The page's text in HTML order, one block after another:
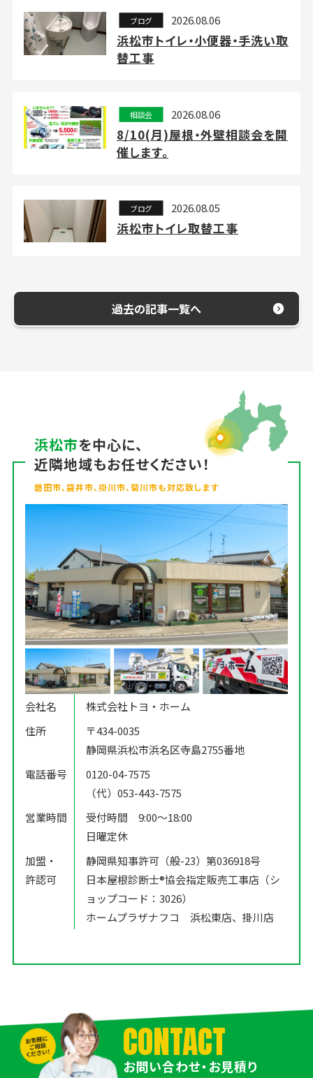
ブログ 2026.08.06
浜松市トイレ・小便器・手洗い取
替工事
相談会 2026.08.06
8/10(月)屋根・外壁相談会を開
催します。
ブログ 2026.08.05
浜松市トイレ取替工事
過去の記事一覧へ
浜松市を中心に、
近隣地域もお任せください！
磐田市、袋井市、掛川市、菊川市も対応致します
会社名
株式会社トヨ・ホーム
住所
〒434-0035
静岡県浜松市浜名区寺島2755番地
電話番号
0120-04-7575
（代）053-443-7575
営業時間
受付時間 9:00〜18:00
日曜定休
加盟・
許認可
静岡県知事許可（般-23）第036918号
日本屋根診断士®️協会指定販売工事店（シ
ョップコード：3026）
ホームプラザナフコ 浜松東店、掛川店
CONTACT
お問い合わせ・お見積り